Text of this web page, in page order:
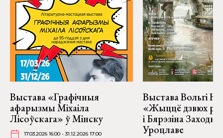
Выстава «Графічныя
афарызмы Міхаіла
Лісоўскага» ў Мінску
17.03.2026 16:00 - 31.12.2026 17:00
Выстава Вольгі
«Жыццё дзвюх
і Бярэзіна
Уроцлаве